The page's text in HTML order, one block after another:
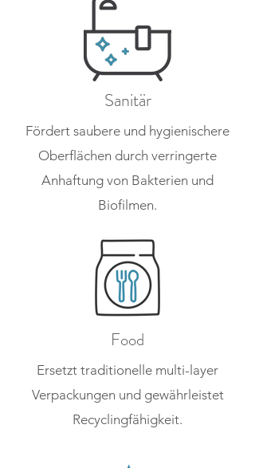
Sanitär
Fördert saubere und hygienischere
Oberflächen durch verringerte
Anhaftung von Bakterien und
Biofilmen.
Food
Ersetzt traditionelle multi-layer
Verpackungen und gewährleistet
Recyclingfähigkeit.